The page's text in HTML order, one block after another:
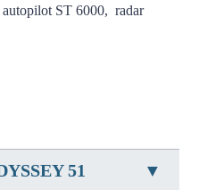
ST 6000, radar
51